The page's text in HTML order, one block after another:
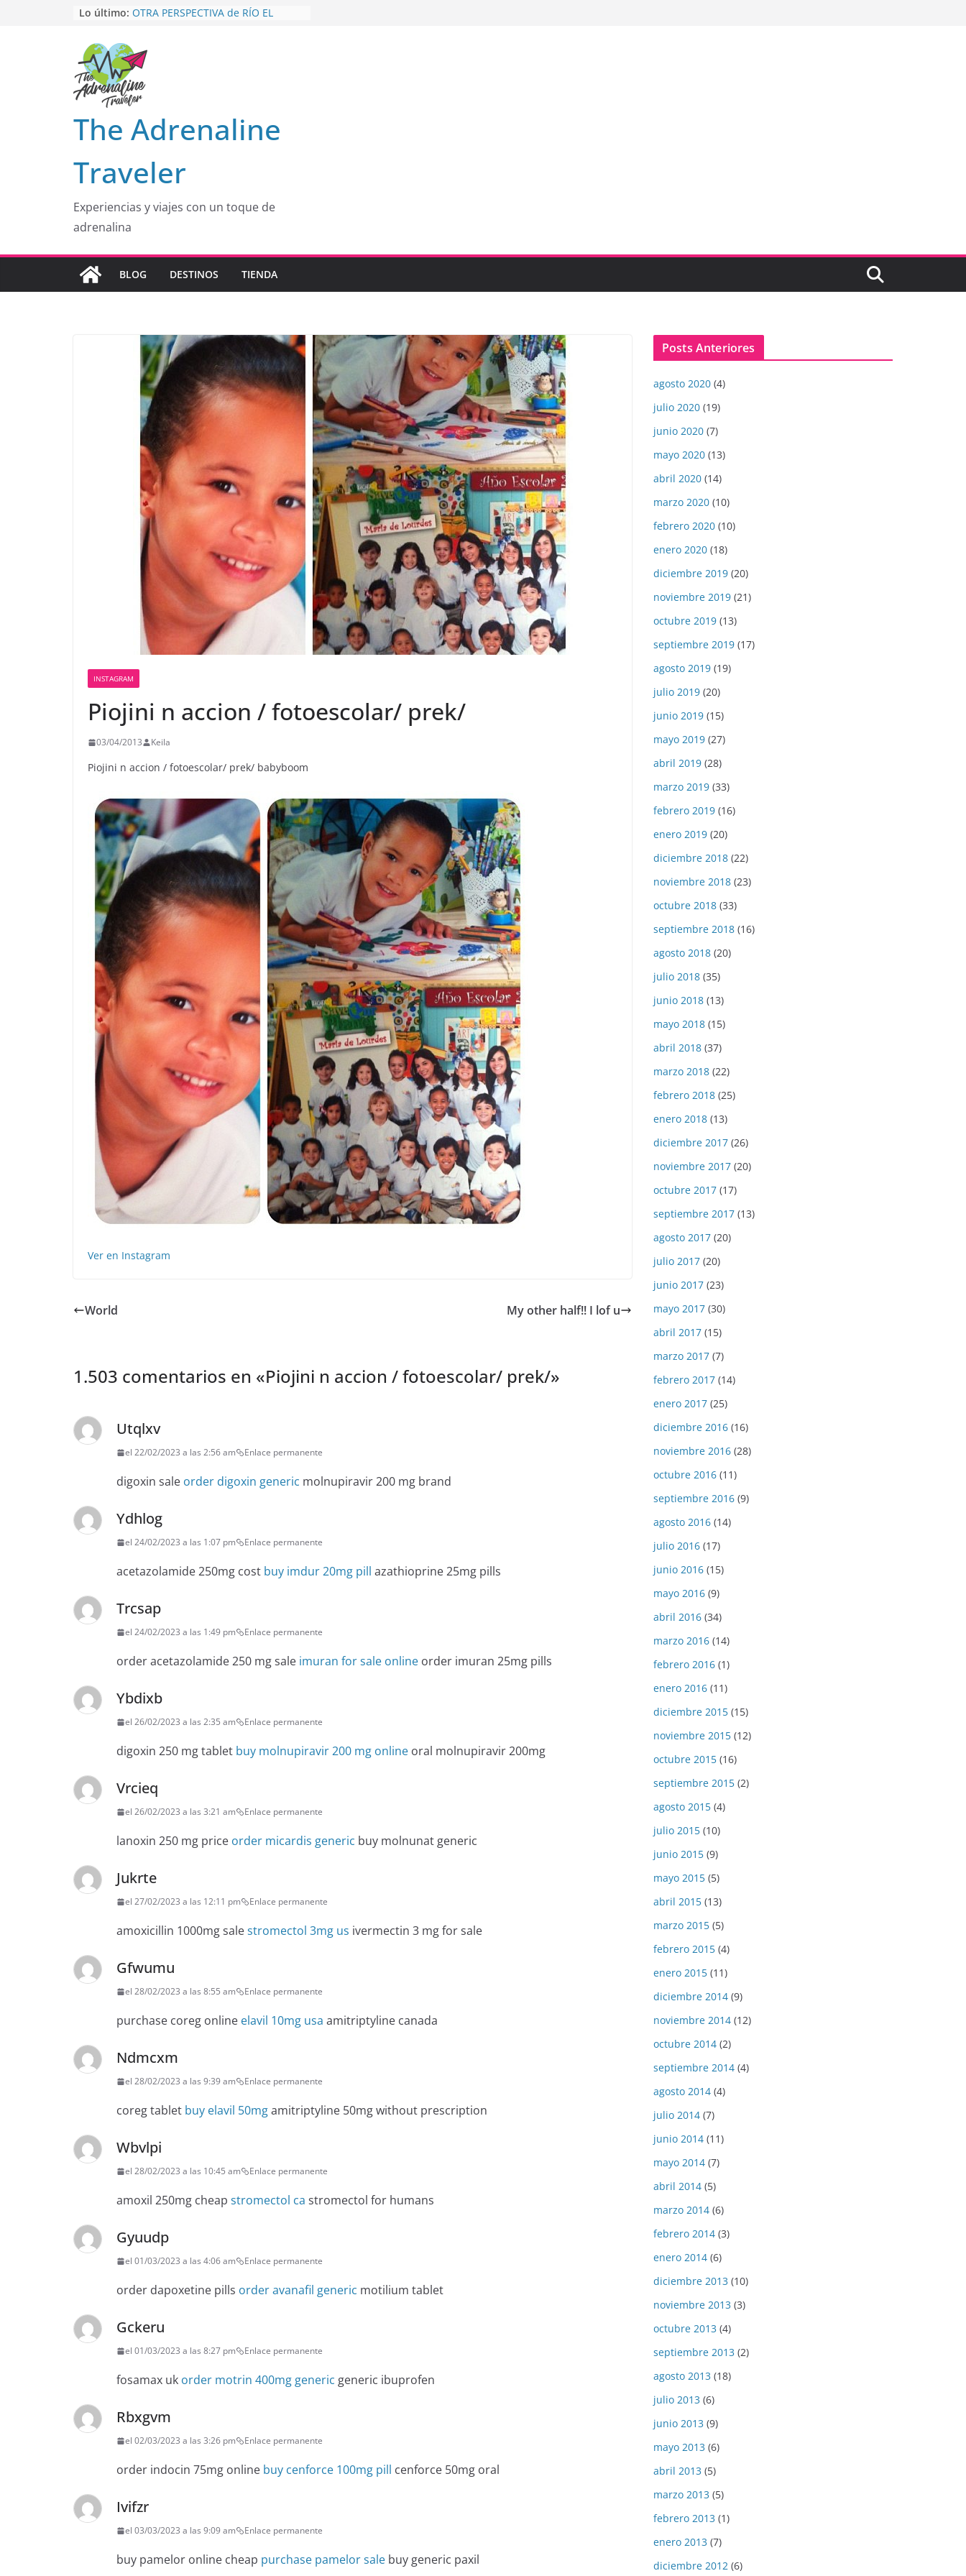
Lo último: HOSPEDAJE AL NATURALSHH !!
MULITO!
HOLA
Aprovechando que Wen tenía que
venia
opción
The Adrenaline
Traveler
Experiencias y viajes con un toque de
adrenalina
BLOG DESTINOS TIENDA
INSTAGRAM
Piojini n accion / fotoescolar/ prek/
03/04/2013 Keila
Piojini n accion / fotoescolar/ prek/ babyboom
Ver en Instagram
World My other half!! I lof u
1.503 comentarios en «Piojini n accion / fotoescolar/ prek/»
Utqlxv
el 22/02/2023 a las 2:56 am Enlace permanente
digoxin sale order digoxin generic molnupiravir 200 mg brand
Ydhlog
el 24/02/2023 a las 1:07 pm Enlace permanente
acetazolamide 250mg cost buy imdur 20mg pill azathioprine 25mg pills
Trcsap
el 24/02/2023 a las 1:49 pm Enlace permanente
order acetazolamide 250 mg sale imuran for sale online order imuran 25mg pills
Ybdixb
el 26/02/2023 a las 2:35 am Enlace permanente
digoxin 250 mg tablet buy molnupiravir 200 mg online oral molnupiravir 200mg
Vrcieq
el 26/02/2023 a las 3:21 am Enlace permanente
lanoxin 250 mg price order micardis generic buy molnunat generic
Jukrte
el 27/02/2023 a las 12:11 pm Enlace permanente
amoxicillin 1000mg salestromectol 3mg us ivermectin 3 mg for sale
Gfwumu
el 28/02/2023 a las 8:55 am Enlace permanente
purchase coreg online elavil 10mg usa amitriptyline canada
Ndmcxm
el 28/02/2023 a las 9:39 am Enlace permanente
coreg tablet buy elavil 50mgamitriptyline 50mg without prescription
Wbvlpi
el 28/02/2023 a las 10:45 am Enlace permanente
amoxil 250mg cheap stromectol ca stromectol for humans
Gyuudp
el 01/03/2023 a las 4:06 am Enlace permanente
order dapoxetine pills order avanafil generic motilium tablet
Gckeru
el 01/03/2023 a las 8:27 pm Enlace permanente
fosamax uk order motrin 400mg generic generic ibuprofen
Rbxgvm
el 02/03/2023 a las 3:26 pm Enlace permanente
order indocin 75mg online buy cenforce 100mg pill cenforce 50mg oral
Ivifzr
el 03/03/2023 a las 9:09 am Enlace permanente
buy pamelor online cheap purchase pamelor sale buy generic paxil
Posts Anteriores
agosto 2020 (4)
julio 2020 (19)
junio 2020 (7)
mayo 2020 (13)
abril 2020 (14)
marzo 2020 (10)
febrero 2020 (10)
enero 2020 (18)
diciembre 2019 (20)
noviembre 2019 (21)
octubre 2019 (13)
septiembre 2019 (17)
agosto 2019 (19)
julio 2019 (20)
junio 2019 (15)
mayo 2019 (27)
abril 2019 (28)
marzo 2019 (33)
febrero 2019 (16)
enero 2019 (20)
diciembre 2018 (22)
noviembre 2018 (23)
octubre 2018 (33)
septiembre 2018 (16)
agosto 2018 (20)
julio 2018 (35)
junio 2018 (13)
mayo 2018 (15)
abril 2018 (37)
marzo 2018 (22)
febrero 2018 (25)
enero 2018 (13)
diciembre 2017 (26)
noviembre 2017 (20)
octubre 2017 (17)
septiembre 2017 (13)
agosto 2017 (20)
julio 2017 (20)
junio 2017 (23)
mayo 2017 (30)
abril 2017 (15)
marzo 2017 (7)
febrero 2017 (14)
enero 2017 (25)
diciembre 2016 (16)
noviembre 2016 (28)
octubre 2016 (11)
septiembre 2016 (9)
agosto 2016 (14)
julio 2016 (17)
junio 2016 (15)
mayo 2016 (9)
abril 2016 (34)
marzo 2016 (14)
febrero 2016 (1)
enero 2016 (11)
diciembre 2015 (15)
noviembre 2015 (12)
octubre 2015 (16)
septiembre 2015 (2)
agosto 2015 (4)
julio 2015 (10)
junio 2015 (9)
mayo 2015 (5)
abril 2015 (13)
marzo 2015 (5)
febrero 2015 (4)
enero 2015 (11)
diciembre 2014 (9)
noviembre 2014 (12)
octubre 2014 (2)
septiembre 2014 (4)
agosto 2014 (4)
julio 2014 (7)
junio 2014 (11)
mayo 2014 (7)
abril 2014 (5)
marzo 2014 (6)
febrero 2014 (3)
enero 2014 (6)
diciembre 2013 (10)
noviembre 2013 (3)
octubre 2013 (4)
septiembre 2013 (2)
agosto 2013 (18)
julio 2013 (6)
junio 2013 (9)
mayo 2013 (6)
abril 2013 (5)
marzo 2013 (5)
febrero 2013 (1)
enero 2013 (7)
diciembre 2012 (6)